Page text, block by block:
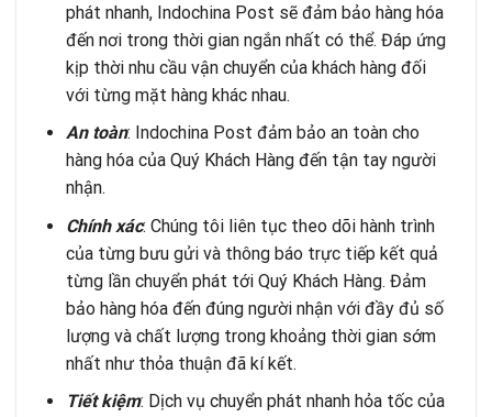
phát nhanh, Indochina Post sẽ đảm bảo hàng hóa
đến nơi trong thời gian ngắn nhất có thể. Đáp ứng
kịp thời nhu cầu vận chuyển của khách hàng đối
với từng mặt hàng khác nhau.
An toàn: Indochina Post đảm bảo an toàn cho
hàng hóa của Quý Khách Hàng đến tận tay người
nhận.
Chính xác: Chúng tôi liên tục theo dõi hành trình
của từng bưu gửi và thông báo trực tiếp kết quả
từng lần chuyển phát tới Quý Khách Hàng. Đảm
bảo hàng hóa đến đúng người nhận với đầy đủ số
lượng và chất lượng trong khoảng thời gian sớm
nhất như thỏa thuận đã kí kết.
Tiết kiệm: Dịch vụ chuyển phát nhanh hỏa tốc của